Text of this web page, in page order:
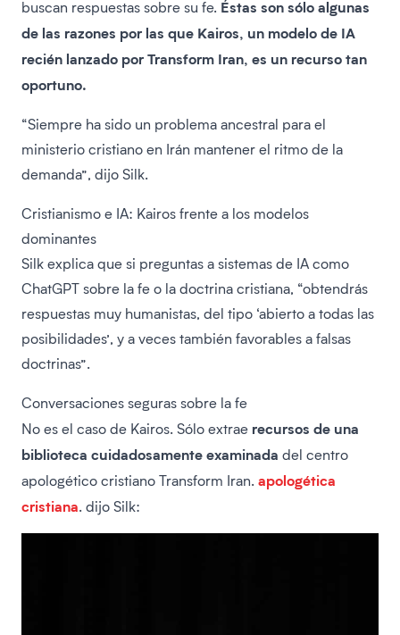
buscan respuestas sobre su fe. Éstas son sólo algunas
de las razones por las que Kairos, un modelo de IA
recién lanzado por Transform Iran, es un recurso tan
oportuno.
“Siempre ha sido un problema ancestral para el
ministerio cristiano en Irán mantener el ritmo de la
demanda”, dijo Silk.
Cristianismo e IA: Kairos frente a los modelos
dominantes
Silk explica que si preguntas a sistemas de IA como
ChatGPT sobre la fe o la doctrina cristiana, “obtendrás
respuestas muy humanistas, del tipo ‘abierto a todas las
posibilidades’, y a veces también favorables a falsas
doctrinas”.
Conversaciones seguras sobre la fe
No es el caso de Kairos. Sólo extrae recursos de una
biblioteca cuidadosamente examinada del centro
apologético cristiano Transform Iran. apologética
cristiana. dijo Silk: